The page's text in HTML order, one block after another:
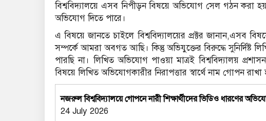
বিশ্ববিদ্যালয়ে এসব নিপীড়ন বিষয়ে অভিযোগ সেল গঠন করা হয়
অভিযোগ দিতে পারে।
এ বিষয়ে জানতে চাইলে বিশ্ববিদ্যালয়ের প্রক্টর জানান,এসব
সম্পর্কে আমরা অবগত আছি। কিন্তু অভিযুক্তের বিরুদ্ধে সুনির্দিষ্ট
পারছি না। লিখিত অভিযোগ পাওয়া মাত্রই বিশ্ববিদ্যালয়
বিষয়ে লিখিত অভিযোগকারীর নিরাপত্তার স্বার্থে নাম গোপন রাখা
নজরুল বিশ্ববিদ্যালয়ে গোপনে নারী শিক্ষার্থীদের ভিডিও ধারণের
24 July 2026